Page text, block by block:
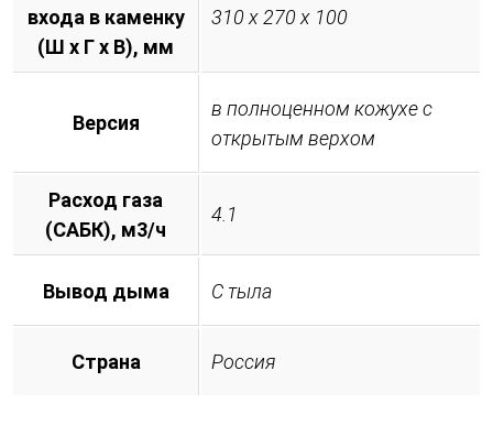
входа в каменку
(Ш х Г х В), мм
310 х 270 х 100
Версия
в полноценном кожухе с
открытым верхом
Расход газа
(САБК), м3/ч
4.1
Вывод дыма С тыла
Страна Россия